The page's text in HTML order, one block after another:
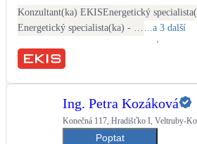
Kotle
Hlavní zdroje vytápění
Novostavby
Konzultant(ka) EKIS
...a 3 další
Ing. Petra Kozáková
Konečná 117, Hradišťko I, Veltruby-
Poptat